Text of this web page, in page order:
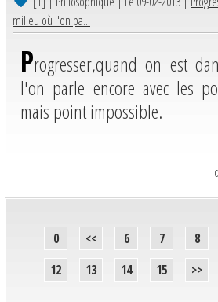
milieu où l'on pa...
Progresser,quand on est
l'on parle encore avec les
mais point impossible.
0 << 6 7 8
12
13 14 15 >>